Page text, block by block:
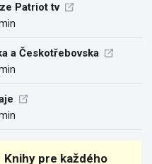
Patriot tv
a Českotřebovska
Knihy pre každého